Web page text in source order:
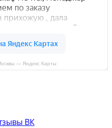
— Яндекс Карты
ВК